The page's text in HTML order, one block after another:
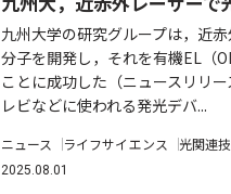
九州大学の研究グループは，近
分子を開発し，それを有機EL（
ことに成功した（ニュースリリ
レビなどに使われる発光デバ...
ニュース ライフサイエンス 光関連
2025.08.01